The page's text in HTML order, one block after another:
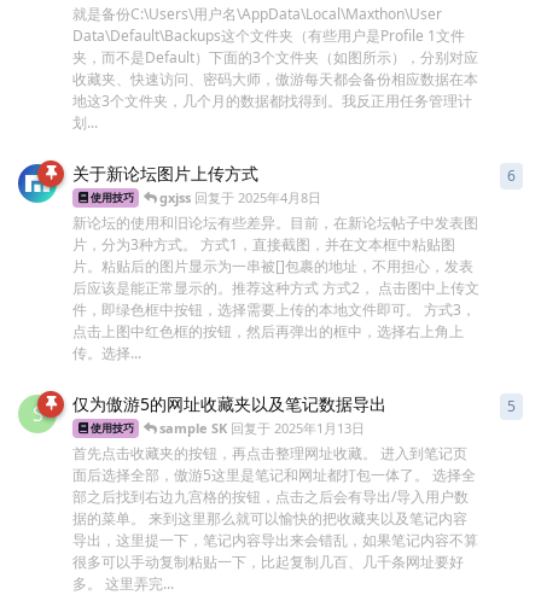
就是备份C:\Users\用户名\AppData\Local\Maxthon\User
Data\Default\Backups这个文件夹（有些用户是Profile 1文件
夹，而不是Default）下面的3个文件夹（如图所示），分别对应
收藏夹、快速访问、密码大师，傲游每天都会备份相应数据在本
地这3个文件夹，几个月的数据都找得到。我反正用任务管理计
划...
关于新论坛图片上传方式
使用技巧 gxjss 回复于2025年4月8日
新论坛的使用和旧论坛有些差异。目前，在新论坛帖子中发表图
片，分为3种方式。 方式1，直接截图，并在文本框中粘贴图
片。粘贴后的图片显示为一串被[]包裹的地址，不用担心，发表
后应该是能正常显示的。推荐这种方式 方式2， 点击图中上传文
件，即绿色框中按钮，选择需要上传的本地文件即可。 方式3，
点击上图中红色框的按钮，然后再弹出的框中，选择右上角上
传。选择...
6
S 仅为傲游5的网址收藏夹以及笔记数据导出
使用技巧 sample SK 回复于2025年1月13日
首先点击收藏夹的按钮，再点击整理网址收藏。 进入到笔记页
面后选择全部，傲游5这里是笔记和网址都打包一体了。 选择全
部之后找到右边九宫格的按钮，点击之后会有导出/导入用户数
据的菜单。 来到这里那么就可以愉快的把收藏夹以及笔记内容
导出，这里提一下，笔记内容导出来会错乱，如果笔记内容不算
很多可以手动复制粘贴一下，比起复制几百、几千条网址要好
多。 这里弄完...
5